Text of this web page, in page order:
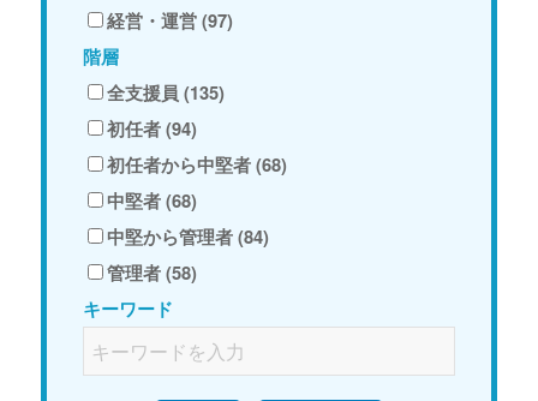
経営・運営 (97)
階層
全支援員 (135)
初任者 (94)
初任者から中堅者 (68)
中堅者 (68)
中堅から管理者 (84)
管理者 (58)
キーワード